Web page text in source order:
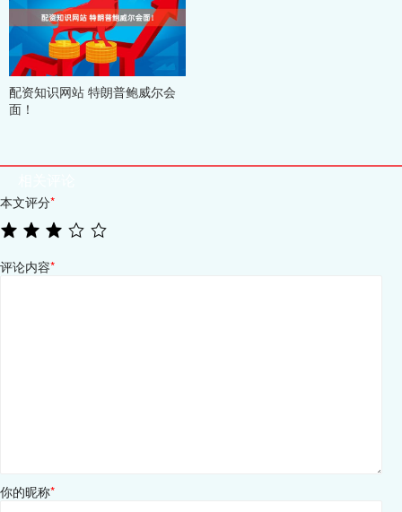
配资知识网站 特朗普鲍威尔会
面！
本文评分*
评论内容*
你的昵称*